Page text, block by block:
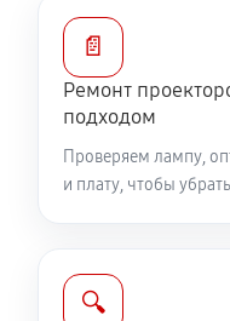
📄
Ремонт
подходом
Проверяем лампу,
и плату, чтобы
🔍